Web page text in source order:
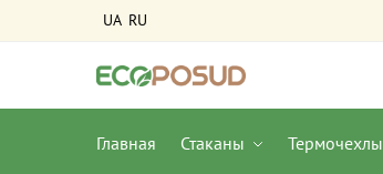
UA RU
Главная Стаканы Термочехлы